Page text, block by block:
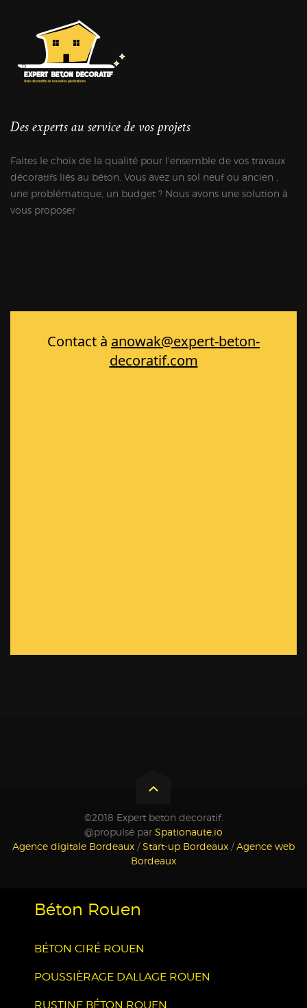
Des experts au service de vos projets
Faites le choix de la qualité pour l'ensemble de vos travaux
décoratifs liés au béton. Vous avez un sol neuf ou ancien ,
une problématique, un budget ? Nous avons une solution à
vous proposer
©2018 Expert beton decoratif.
@propulsé par Spationaute.io
Agence digitale Bordeaux /Start-up Bordeaux /Agence web
Bordeaux
Béton Rouen
BÉTON CIRÉ ROUEN
POUSSIÈRAGE DALLAGE ROUEN
RUSTINE BÉTON ROUEN